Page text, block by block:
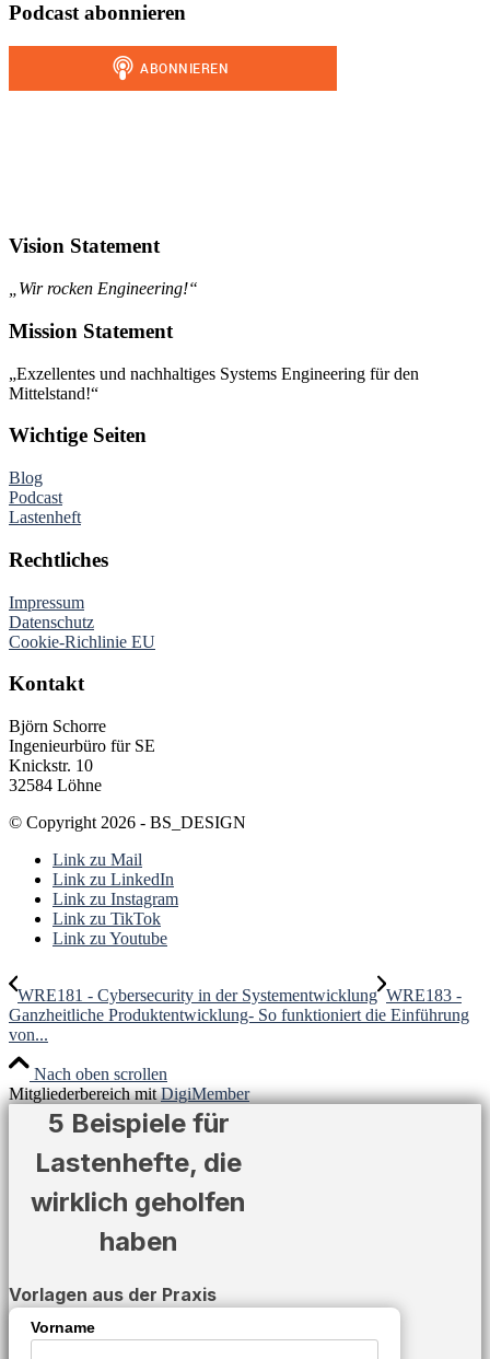
Podcast abonnieren
Vision Statement
„Wir rocken Engineering!“
Mission Statement
„Exzellentes und nachhaltiges Systems Engineering für den
Mittelstand!“
Wichtige Seiten
Blog
Podcast
Lastenheft
Rechtliches
Impressum
Datenschutz
Cookie-Richlinie EU
Kontakt
Björn Schorre
Ingenieurbüro für SE
Knickstr. 10
32584 Löhne
© Copyright 2026 - BS_DESIGN
Link zu Mail
Link zu LinkedIn
Link zu Instagram
Link zu TikTok
Link zu Youtube
WRE181 - Cybersecurity in der Systementwicklung WRE183 -
Ganzheitliche Produktentwicklung- So funktioniert die Einführung
von...
Nach oben scrollen
Mitgliederbereich mitDigiMember
5 Beispiele für
Lastenhefte, die
wirklich geholfen
haben
Vorlagen aus der Praxis
Vorname